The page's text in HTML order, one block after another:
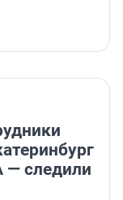
— следили